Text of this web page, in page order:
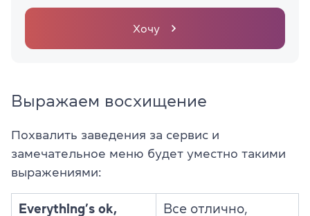
Хочу
Выражаем восхищение
Похвалить заведения за сервис и
замечательное меню будет уместно такими
выражениями:
Everything’s ok,
Все отлично,